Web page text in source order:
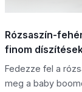
Rózsaszín-
finom
Fedezze fel a
meg a baby